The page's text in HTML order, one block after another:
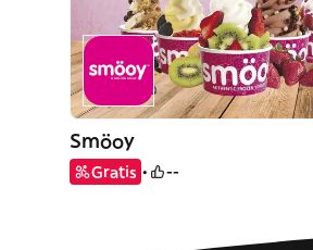
Smöoy
Gratis --